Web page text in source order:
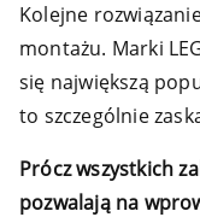
Kolejne
montażu. Marki
się największą
to szczególnie
Prócz wszystkich
pozwalają na